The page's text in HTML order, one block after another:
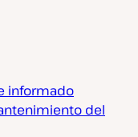
informado
del